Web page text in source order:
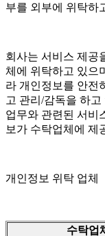
부를 외부에 위탁하
회사는 서비스 제공
체에 위탁하고 있으
라 개인정보를 안전
고 관리/감독을 하
업무와 관련된 서비
보가 수탁업체에 제
개인정보 위탁 업체
수탁업